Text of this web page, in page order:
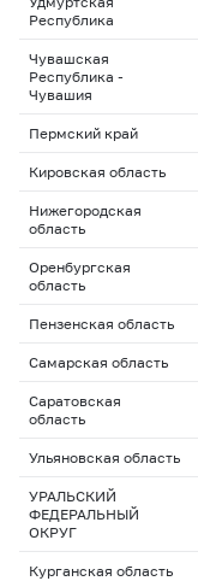
Республика
Чувашская
Республика -
Чувашия
Пермский край
Кировская область
Нижегородская
область
Оренбургская
область
Пензенская область
Самарская область
Саратовская
область
Ульяновская область
УРАЛЬСКИЙ
ФЕДЕРАЛЬНЫЙ
ОКРУГ
Курганская область